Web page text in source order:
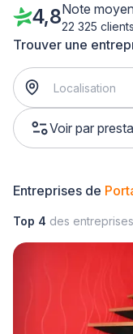
Trouver une
Voir par
4,8Note
22 325
Entreprises de
Top 4 des